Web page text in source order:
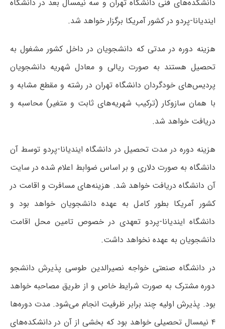
دانشکده‌های فنی دانشگاه تهران و سه نیمسال بعد در دانشگاه
ایندیانا-پردو در کشور آمریکا برگزار خواهد شد.
هزینه دوره در مدتی که دانشجویان در داخل کشور مشغول به
تحصیل هستند به صورت ریالی و معادل شهریه دانشجویان
پردیس‌های خودگردان دانشگاه تهران در رشته و مقطع مشابه و
با همان سازوکار (ترکیب شهریه‌های ثابت و متغیر) محاسبه و
دریافت خواهد شد.
هزینه دوره در مدت تحصیل در دانشگاه ایندیانا-پردو توسط آن
دانشگاه به صورت دلاری و بر اساس ضوابط اعلام شده در سایت
آن دانشگاه دریافت خواهد شد. هزینه‌های مسافرت و اقامت در
کشور آمریکا بطور کامل به عهده دانشجویان خواهد بود و
دانشگاه ایندیانا-پردو تعهدی در خصوص تامین محل اقامت
دانشجویان به عهده نخواهد داشت.
در دانشگاه صنعتی خواجه نصیرالدین طوسی پذیرش دانشجو
دوره مشترک به صورت شرایط خاص و از طریق مصاحبه خواهد
بود. پذیرش اولیه چند برابر ظرفیت انجام می‌شود. مدت دوره‌ها
۴ نیمسال تحصیلی خواهد بود که بخشی از آن در دانشکده‌های